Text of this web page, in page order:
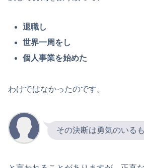
退職し
世界一周をし
個人事業を始めた
わけではなかったのです。
その決断は勇気のいる